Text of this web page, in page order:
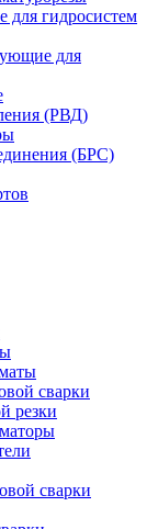
для гидросистем
для
(РВД)
(БРС)
сварки
резки
сварки